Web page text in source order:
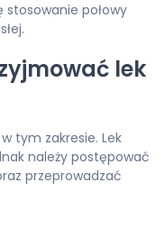
połowy
lek
tym zakresie. Lek
należy postępować
przeprowadzać